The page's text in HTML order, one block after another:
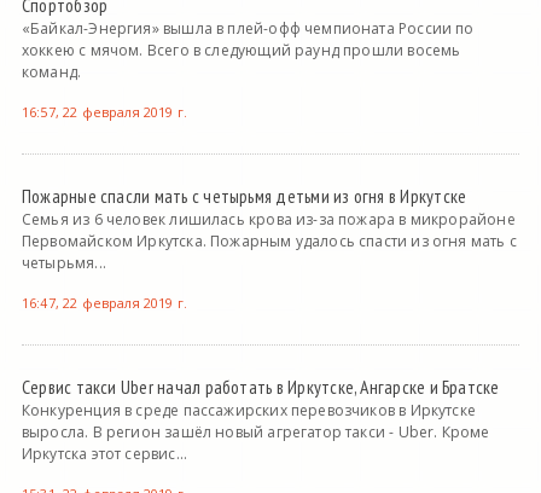
Спортобзор
«Байкал-Энергия» вышла в плей-офф чемпионата России по
хоккею с мячом. Всего в следующий раунд прошли восемь
команд.
16:57, 22 февраля 2019 г.
Пожарные спасли мать с четырьмя детьми из огня в Иркутске
Семья из 6 человек лишилась крова из-за пожара в микрорайоне
Первомайском Иркутска. Пожарным удалось спасти из огня мать с
четырьмя...
16:47, 22 февраля 2019 г.
Сервис такси Uber начал работать в Иркутске, Ангарске и Братске
Конкуренция в среде пассажирских перевозчиков в Иркутске
выросла. В регион зашёл новый агрегатор такси - Uber. Кроме
Иркутска этот сервис...